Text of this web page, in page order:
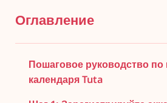
Оглавление
Пошаговое руководство
календаря Tuta